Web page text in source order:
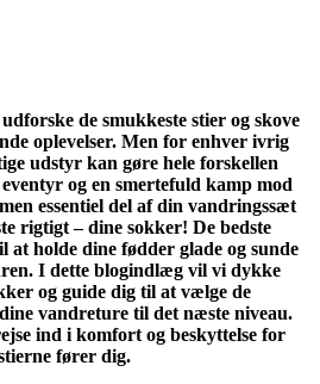
de smukkeste stier og skove
oplevelser. Men for enhver ivrig
udstyr kan gøre hele forskellen
og en smertefuld kamp mod
essentiel del af din vandringssæt
rigtigt – dine sokker! De bedste
at holde dine fødder glade og sunde
I dette blogindlæg vil vi dykke
og guide dig til at vælge de
vandreture til det næste niveau.
ind i komfort og beskyttelse for
fører dig.